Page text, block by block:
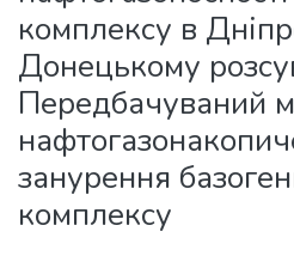
комплексу в
Донецькому
Передбачуваний
занурення
комплексу